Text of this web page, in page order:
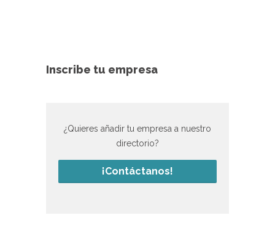
Inscribe tu empresa
¿Quieres añadir tu empresa a nuestro
directorio?
¡Contáctanos!